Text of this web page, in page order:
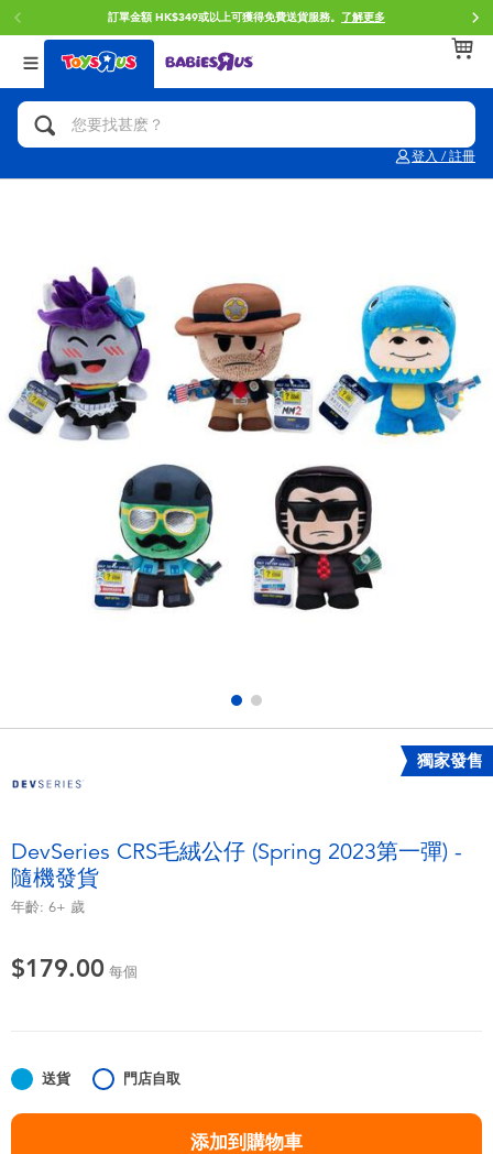
訂單金額 HK$349或以上可獲得免費送貨服務。 了解更多
登入 / 註冊
返回
分類目錄
人氣英雄,角色扮演,射擊玩具
玩具車,貨車,火車及遙控系列
手工藝,文具,蠟筆,泥膠,畫板
娃娃, 芭比,收藏公仔
電子玩具
遊戲及拼圖系列
毛毛公仔玩具
任天堂 Switch
返回
品牌
Brunch Brother 早午餐兄弟
Mini Brands
Play-Doh培樂多
Pokemon寶可夢
playpop
LEGO樂高
返回
年齢
0~2歳
8~11歳
12~14歳
14歳以上
獨家發售
DevSeries CRS毛絨公仔 (Spring 2023第一彈) -
隨機發貨
年齡: 6+ 歲
$179.00 每個
送貨 門店自取
添加到購物車